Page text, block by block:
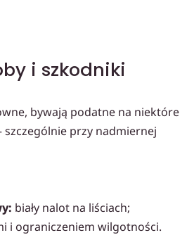
i szkodniki
bywają podatne na niektóre
szczególnie przy nadmiernej
biały nalot na liściach;
i ograniczeniem wilgotności.